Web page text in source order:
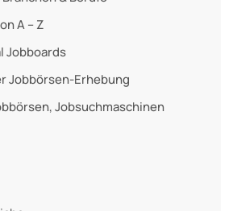
A – Z
Jobboards
Jobbörsen-Erhebung
Jobsuchmaschinen